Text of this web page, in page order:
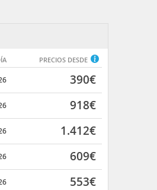
PRECIOS DESDE
390€
918€
1.412€
609€
553€